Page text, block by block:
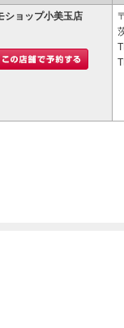
ショップ小美玉店